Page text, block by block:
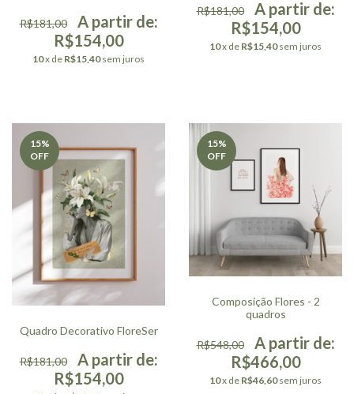
R$181,00
R$154,00
10x de R$15,40 sem juros
R$181,00
R$154,00
10x de R$15,40 sem juros
15%
OFF
Quadro Decorativo FloreSer
R$181,00
R$154,00
15%
OFF
Composição Flores - 2
quadros
R$548,00
R$466,00
10x de R$46,60 sem juros